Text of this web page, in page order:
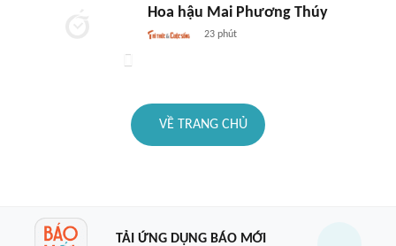
Hoa hậu Mai Phương Thúy
23 phút
VỀ TRANG CHỦ
TẢI ỨNG DỤNG BÁO MỚI